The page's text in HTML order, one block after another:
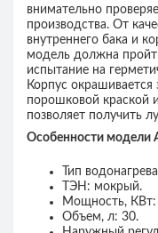
внимательно
производства. От
внутреннего бака и
модель должна
испытание на
Корпус
порошковой краской
позволяет получить
Особенности модели
Тип
ТЭН: мокрый.
Мощность, КВт:
Объем, л: 30.